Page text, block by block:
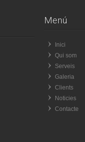
Menú
Inici
Qui som
Serveis
Galeria
Clients
Noticies
Contacte